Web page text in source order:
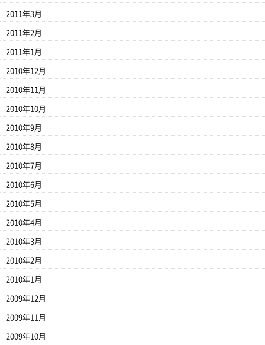
2011年3月
2011年2月
2011年1月
2010年12月
2010年11月
2010年10月
2010年9月
2010年8月
2010年7月
2010年6月
2010年5月
2010年4月
2010年3月
2010年2月
2010年1月
2009年12月
2009年11月
2009年10月